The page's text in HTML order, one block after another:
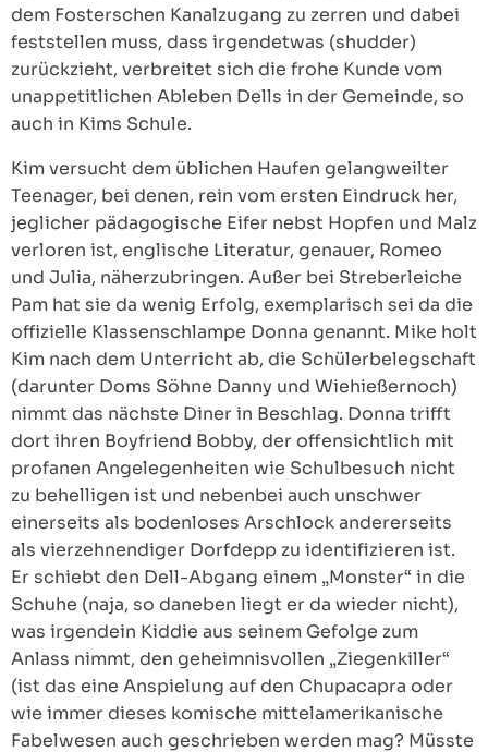
dem Fosterschen Kanalzugang zu zerren und dabei
feststellen muss, dass irgendetwas (shudder)
zurückzieht, verbreitet sich die frohe Kunde vom
unappetitlichen Ableben Dells in der Gemeinde, so
auch in Kims Schule.
Kim versucht dem üblichen Haufen gelangweilter
Teenager, bei denen, rein vom ersten Eindruck her,
jeglicher pädagogische Eifer nebst Hopfen und Malz
verloren ist, englische Literatur, genauer, Romeo
und Julia, näherzubringen. Außer bei Streberleiche
Pam hat sie da wenig Erfolg, exemplarisch sei da die
offizielle Klassenschlampe Donna genannt. Mike holt
Kim nach dem Unterricht ab, die Schülerbelegschaft
(darunter Doms Söhne Danny und Wiehießernoch)
nimmt das nächste Diner in Beschlag. Donna trifft
dort ihren Boyfriend Bobby, der offensichtlich mit
profanen Angelegenheiten wie Schulbesuch nicht
zu behelligen ist und nebenbei auch unschwer
einerseits als bodenloses Arschlock andererseits
als vierzehnendiger Dorfdepp zu identifizieren ist.
Er schiebt den Dell-Abgang einem „Monster“ in die
Schuhe (naja, so daneben liegt er da wieder nicht),
was irgendein Kiddie aus seinem Gefolge zum
Anlass nimmt, den geheimnisvollen „Ziegenkiller“
(ist das eine Anspielung auf den Chupacapra oder
wie immer dieses komische mittelamerikanische
Fabelwesen auch geschrieben werden mag? Müsste